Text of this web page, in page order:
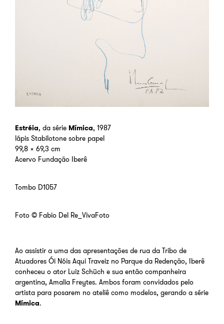
Estréia, da série Mímica, 1987
lápis Stabilotone sobre papel
99,8 x 69,3 cm
Acervo Fundação Iberê
Tombo D1057
Foto © Fabio Del Re_VivaFoto
Ao assistir a uma das apresentações de rua da Tribo de
Atuadores Ói Nóis Aqui Traveiz no Parque da Redenção, Iberê
conheceu o ator Luiz Schüch e sua então companheira
argentina, Amalia Freytes. Ambos foram convidados pelo
artista para posarem no ateliê como modelos, gerando a série
Mímica.